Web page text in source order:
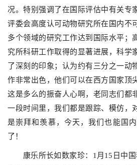
况。特别强调了在国际评估中有关专
评委会高度认可动物研究所在国内不
多个领域的研究工作达到国际水平；
究所科研工作取得的显著进展，科学
了深刻的印象；认为约有三分之一动
作非常出色，他们可以在西方国家顶
这是多么的振奋人心啊，老同志们都
一段时间里，我们都是跟踪、模仿，
是崇拜和羡慕，今天，我们也能国
了！
康乐所长如数家珍： 1 月 15 日中